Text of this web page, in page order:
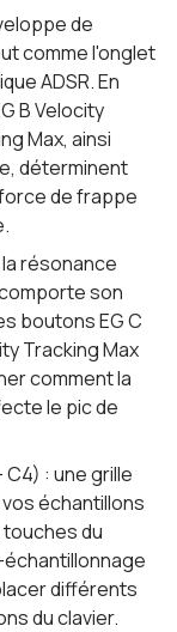
de
comme l'onglet
ADSR. En
B Velocity
Max, ainsi
déterminent
de frappe
résonance
son
boutons EG C
Tracking Max
comment la
le pic de
C4) : une grille
échantillons
du
différents
du clavier.